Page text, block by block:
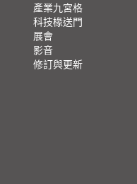
產業九宮格
科技椽送門
展會
影音
修訂與更新